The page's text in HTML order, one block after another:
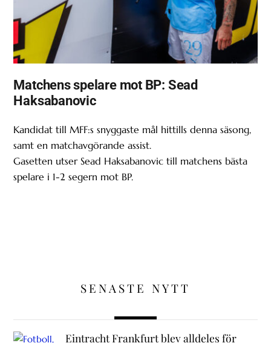
Matchens spelare mot BP: Sead
Haksabanovic
Kandidat till MFF:s snyggaste mål hittills denna säsong,
samt en matchavgörande assist.
Gasetten utser Sead Haksabanovic till matchens bästa
spelare i 1-2 segern mot BP.
SENASTE NYTT
Eintracht Frankfurt blev alldeles för